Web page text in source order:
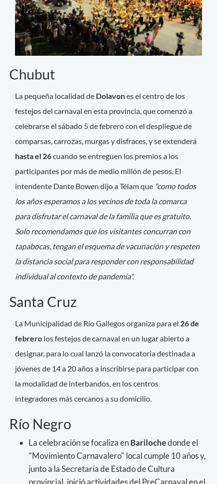
Chubut
La pequeña localidad de Dolavones el centro de los
festejos del carnaval en esta provincia, que comenzó a
celebrarse el sábado 5 de febrero con el despliegue de
comparsas, carrozas, murgas y disfraces, y se extenderá
hasta el 26cuando se entreguen los premios a los
participantes por más de medio millón de pesos. El
intendente Dante Bowen dijo a Télam que "como todos
los años esperamos a los vecinos de toda la comarca
para disfrutar el carnaval de la familia que es gratuito.
Solo recomendamos que los visitantes concurran con
tapabocas, tengan el esquema de vacunación y respeten
la distancia social para responder con responsabilidad
individual al contexto de pandemia".
Santa Cruz
La Municipalidad de Río Gallegos organiza para el 26 de
febrero los festejos de carnaval en un lugar abierto a
designar, para lo cual lanzó la convocatoria destinada a
jóvenes de 14 a 20 años a inscribirse para participar con
la modalidad de interbandos, en los centros
integradores más cercanos a su domicilio.
Río Negro
La celebración se focaliza enBarilochedonde el
"Movimiento Carnavalero" local cumple 10 años y,
junto a la Secretaría de Estado de Cultura
provincial, inició actividades del PreCarnaval en el